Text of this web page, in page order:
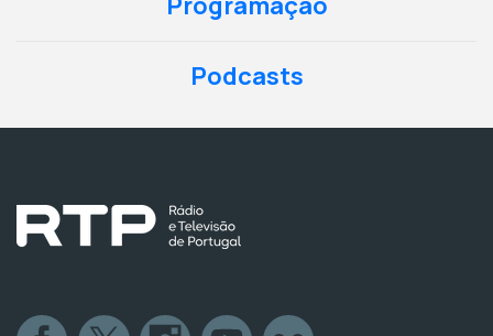
Podcasts